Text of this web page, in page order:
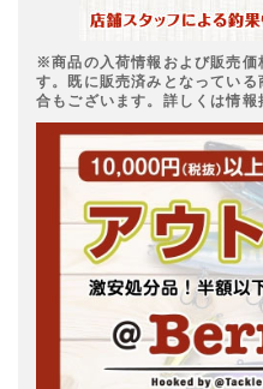
※商品の入荷情報および販売価
す。既に販売済みとなってい
合もございます。詳しくは情報